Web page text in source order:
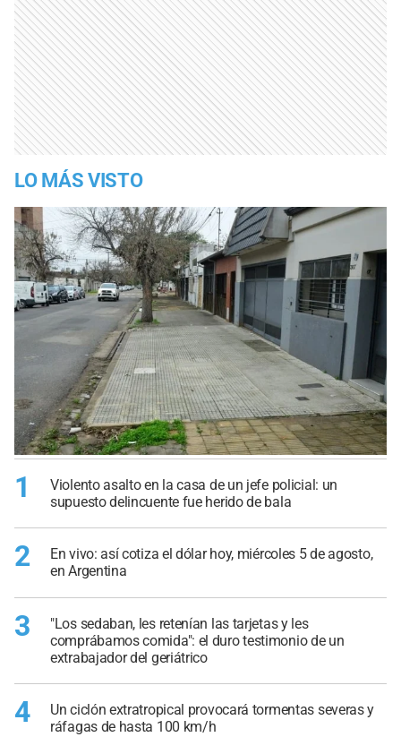
LO MÁS VISTO
1
Violento asalto en la casa de un jefe policial: un
supuesto delincuente fue herido de bala
2
En vivo: así cotiza el dólar hoy, miércoles 5 de agosto,
en Argentina
3
"Los sedaban, les retenían las tarjetas y les
comprábamos comida": el duro testimonio de un
extrabajador del geriátrico
4
Un ciclón extratropical provocará tormentas severas y
ráfagas de hasta 100 km/h